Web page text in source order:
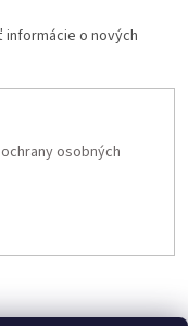
informácie o nových
osobných